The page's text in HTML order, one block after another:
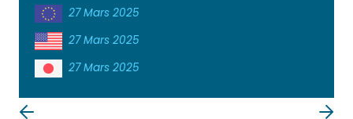
27 Mars 2025
27 Mars 2025
27 Mars 2025